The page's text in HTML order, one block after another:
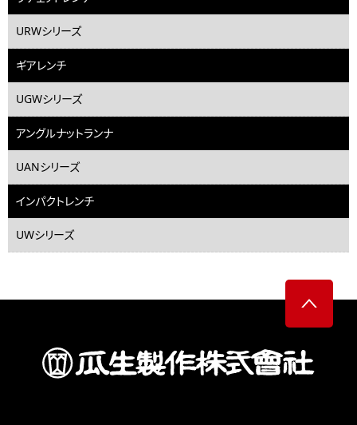
URWシリーズ
ギアレンチ
UGWシリーズ
アングルナットランナ
UANシリーズ
インパクトレンチ
UWシリーズ